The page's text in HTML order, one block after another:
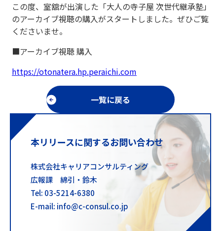
この度、室舘が出演した「大人の寺子屋 次世代継承塾」
のアーカイブ視聴の購入がスタートしました。ぜひご覧
くださいませ。
■アーカイブ視聴 購入
https://otonatera.hp.peraichi.com
一覧に戻る
本リリースに関するお問い合わせ
株式会社キャリアコンサルティング
広報課 綿引・鈴木
Tel: 03-5214-6380
E-mail: info@c-consul.co.jp